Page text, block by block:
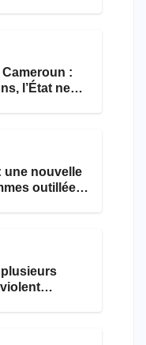
:
l’État ne
une nouvelle
outillées